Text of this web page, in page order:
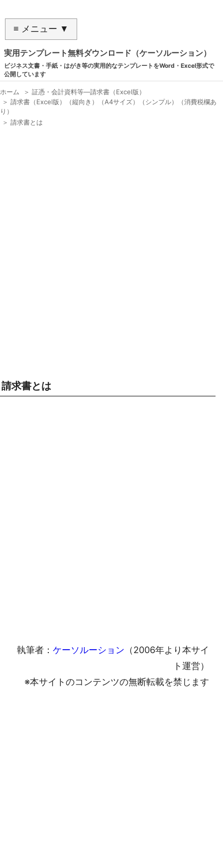
≡ メニュー ▼
実用テンプレート無料ダウンロード（ケーソルーション）
ビジネス文書・手紙・はがき等の実用的なテンプレートをWord・Excel形式で
公開しています
ホーム ＞ 証憑・会計資料等―請求書（Excel版）
＞ 請求書（Excel版）（縦向き）（A4サイズ）（シンプル）（消費税欄あ
り）
＞ 請求書とは
請求書とは
執筆者： ケーソルーション （2006年より本サイ
ト運営）
※本サイトのコンテンツの無断転載を禁じます